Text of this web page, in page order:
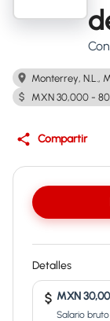
Monterrey, N.L.,
MXN 30,000 -
Compartir
Detalles
MXN
Salario